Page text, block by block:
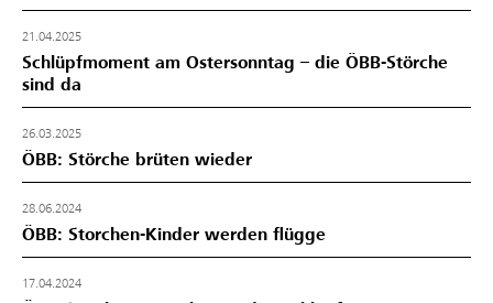
21.04.2025
Schlüpfmoment am Ostersonntag – die ÖBB-Störche
sind da
26.03.2025
ÖBB: Störche brüten wieder
28.06.2024
ÖBB: Storchen-Kinder werden flügge
17.04.2024